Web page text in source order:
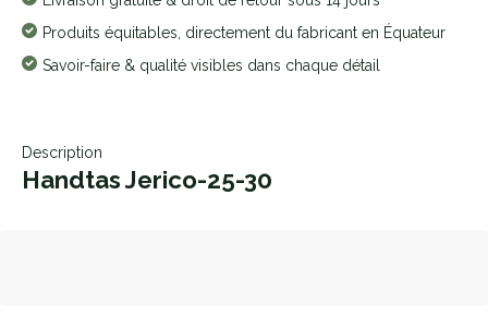
Produits équitables, directement du fabricant en Équateur
Savoir-faire & qualité visibles dans chaque détail
Description
Handtas Jerico-25-30